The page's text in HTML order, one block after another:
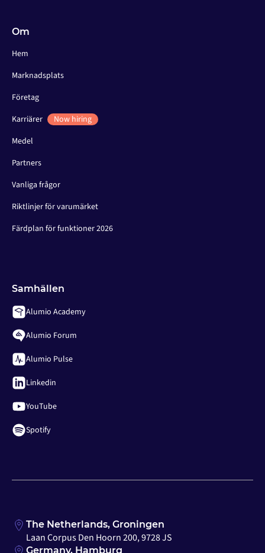
Om
Hem
Marknadsplats
Företag
Karriärer
Now hiring
Medel
Partners
Vanliga frågor
Riktlinjer för varumärket
Färdplan för funktioner 2026
Samhällen
Alumio Academy
Alumio Forum
Alumio Pulse
Linkedin
YouTube
Spotify
The Netherlands, Groningen
Laan Corpus Den Hoorn 200, 9728 JS
Germany, Hamburg